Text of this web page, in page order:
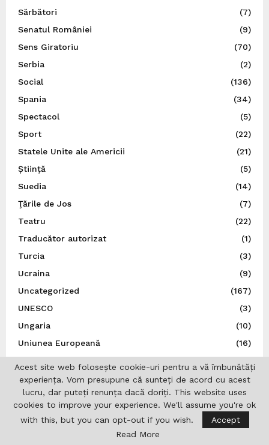
Sărbători
(7)
Senatul României
(9)
Sens Giratoriu
(70)
Serbia
(2)
Social
(136)
Spania
(34)
Spectacol
(5)
Sport
(22)
Statele Unite ale Americii
(21)
Știință
(5)
Suedia
(14)
Ţările de Jos
(7)
Teatru
(22)
Traducător autorizat
(1)
Turcia
(3)
Ucraina
(9)
Uncategorized
(167)
UNESCO
(3)
Ungaria
(10)
Uniunea Europeană
(16)
Acest site web folosește cookie-uri pentru a vă îmbunătăți
experiența. Vom presupune că sunteți de acord cu acest
lucru, dar puteți renunța dacă doriți. This website uses
cookies to improve your experience. We'll assume you're ok
with this, but you can opt-out if you wish.
Accept
Read More